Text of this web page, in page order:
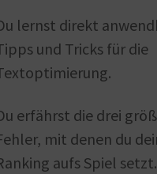
lernst direkt
und Tricks für die
erfährst die drei
mit denen du
aufs Spiel setzt.